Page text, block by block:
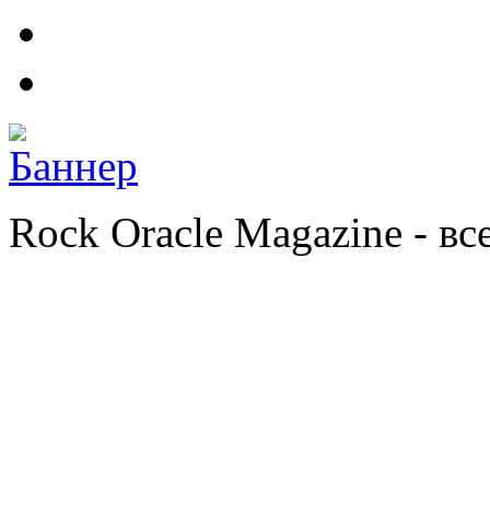
Rock Oracle Magazine -